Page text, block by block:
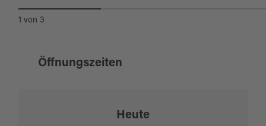
1 von 3
Öffnungszeiten
Heute